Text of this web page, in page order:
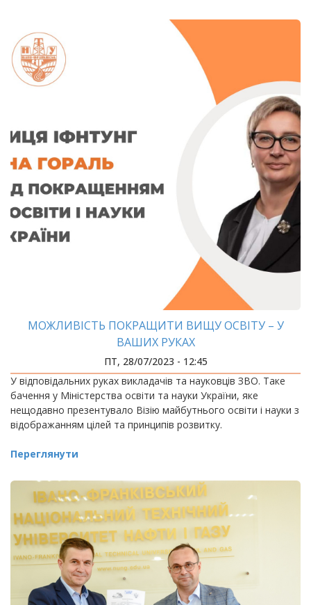
МОЖЛИВІСТЬ ПОКРАЩИТИ ВИЩУ ОСВІТУ – У
ВАШИХ РУКАХ
ПТ, 28/07/2023 - 12:45
У відповідальних руках викладачів та науковців ЗВО. Таке
бачення у Міністерства освіти та науки України, яке
нещодавно презентувало Візію майбутнього освіти і науки з
відображанням цілей та принципів розвитку.
Переглянути